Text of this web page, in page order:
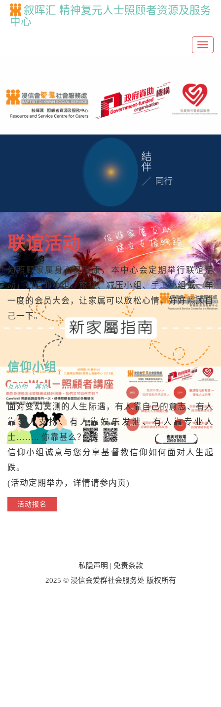
叙晖汇 精神复元人士照顾者资源及服务
中心
T
g
l
e
a
o
n
联谊活动
为照顾家属身心灵健康，本中心会定期举行联谊活
动，如信仰小组、旅行、减压小组、手工小组或一年
一度的会员大会，让家属可以放松心情，好好照顾自
己一下。
信仰小组
互助組 - 其他
面对变幻莫测的人生际遇，有人靠自己的意志、有人
靠家人支持、有人靠娱乐发泄、有人靠专业人
士…….. 你靠甚么？
信仰小组诚意与您分享基督教信仰如何面对人生起
跌。
(活动定期举办，详情请参内页)
活动报名
私隐声明 | 免责条款
2025 © 浸信会爱群社会服务处 版权所有